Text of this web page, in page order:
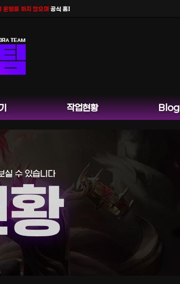
을 하지 않으며공식 홈페이지 카카오톡 외 다른 채팅은 운영하지 않습니다.
작업현황 Blog